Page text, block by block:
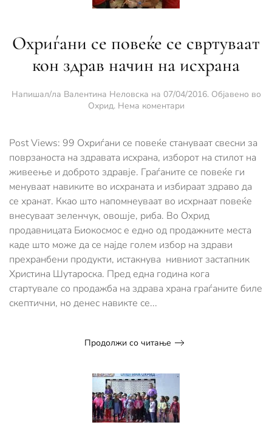
Охриѓани се повеќе се свртуваат
кон здрав начин на исхрана
Напишал/ла Валентина Неловска на 07/04/2016. Објавено во
Охрид. Нема коментариза
повеќе
се
свртуваат
кон
здрав
начин
на
исхрана
Post Views: 99 Охриѓани се повеќе стануваат свесни за
поврзаноста на здравата исхрана, изборот на стилот на
живеење и доброто здравје. Граѓаните се повеќе ги
менуваат навиките во исхраната и избираат здраво да
се хранат. Ккао што напомнеуваат во исхрнаат повеќе
внесуваат зеленчук, овошје, риба. Во Охрид
продавницата Биокосмос е едно од продажните места
каде што може да се најде голем избор на здрави
прехранбени продукти, истакнува нивниот застапник
Христина Шутароска. Пред една година кога
стартувале со продажба на здрава храна граѓаните биле
скептични, но денес навикте се...
Продолжи со читање